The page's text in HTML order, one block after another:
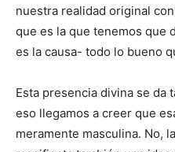
nuestra realidad original
que es la que tenemos que
es la causa- todo lo bueno
Esta presencia divina se da
eso llegamos a creer que
meramente masculina. No,